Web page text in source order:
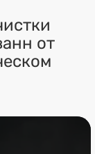
от